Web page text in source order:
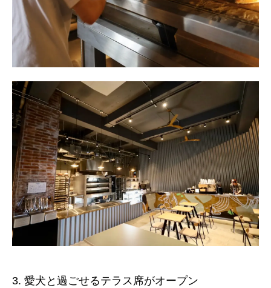
3. 愛犬と過ごせるテラス席がオープン